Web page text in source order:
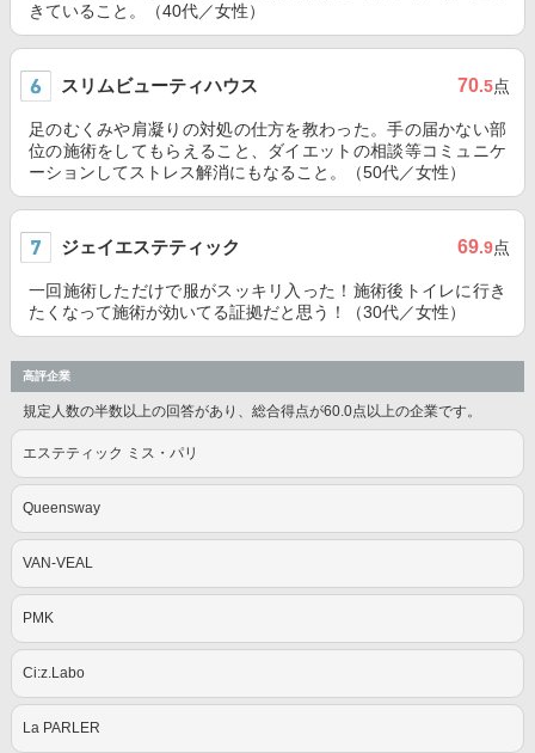
きていること。（40代／女性）
スリムビューティハウス 70.5点
足のむくみや肩凝りの対処の仕方を教わった。手の届かない部
位の施術をしてもらえること、ダイエットの相談等コミュニケ
ーションしてストレス解消にもなること。（50代／女性）
ジェイエステティック 69.9点
一回施術しただけで服がスッキリ入った！施術後トイレに行き
たくなって施術が効いてる証拠だと思う！（30代／女性）
高評企業
規定人数の半数以上の回答があり、総合得点が60.0点以上の企業です。
エステティック ミス・パリ
Queensway
VAN-VEAL
PMK
Ci:z.Labo
La PARLER